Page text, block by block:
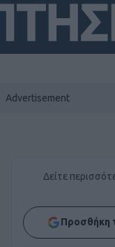
Δείτε
Προσθήκη